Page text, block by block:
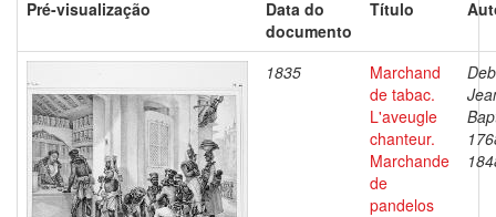
Pré-visualização
Data do
documento
Título
1835
Marchand
de tabac.
L'aveugle
chanteur.
Marchande
de
pandelos